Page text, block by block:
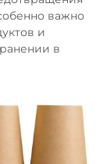
важно
и
в